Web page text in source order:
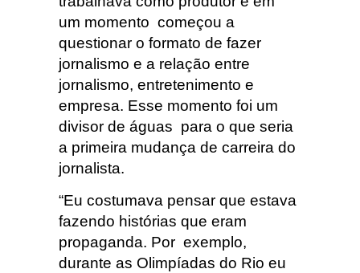
um momento começou a
questionar o formato de fazer
jornalismo e a relação entre
jornalismo, entretenimento e
empresa. Esse momento foi um
divisor de águas para o que seria
a primeira mudança de carreira do
jornalista.
“Eu costumava pensar que estava
fazendo histórias que eram
propaganda. Por exemplo,
durante as Olimpíadas do Rio eu